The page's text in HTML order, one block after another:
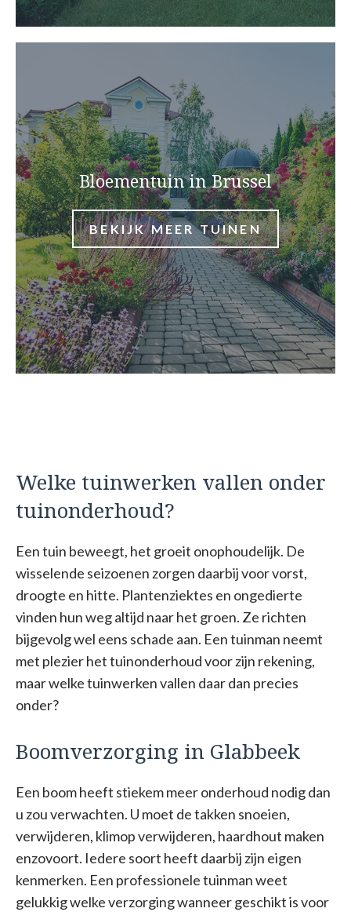
Bloementuin in Brussel
BEKIJK MEER TUINEN
Welke tuinwerken vallen onder
tuinonderhoud?
Een tuin beweegt, het groeit onophoudelijk. De
wisselende seizoenen zorgen daarbij voor vorst,
droogte en hitte. Plantenziektes en ongedierte
vinden hun weg altijd naar het groen. Ze richten
bijgevolg wel eens schade aan. Een tuinman neemt
met plezier het tuinonderhoud voor zijn rekening,
maar welke tuinwerken vallen daar dan precies
onder?
Boomverzorging in Glabbeek
Een boom heeft stiekem meer onderhoud nodig dan
u zou verwachten. U moet de takken snoeien,
verwijderen, klimop verwijderen, haardhout maken
enzovoort. Iedere soort heeft daarbij zijn eigen
kenmerken. Een professionele tuinman weet
gelukkig welke verzorging wanneer geschikt is voor